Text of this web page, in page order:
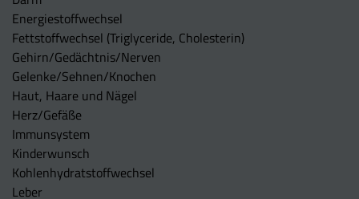
Energiestoffwechsel
Fettstoffwechsel (Triglyceride, Cholesterin)
Gehirn/Gedächtnis/Nerven
Gelenke/Sehnen/Knochen
Haut, Haare und Nägel
Herz/Gefäße
Immunsystem
Kinderwunsch
Kohlenhydratstoffwechsel
Leber